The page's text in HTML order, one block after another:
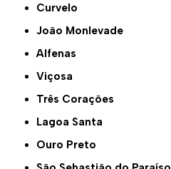
Curvelo
João Monlevade
Alfenas
Viçosa
Três Corações
Lagoa Santa
Ouro Preto